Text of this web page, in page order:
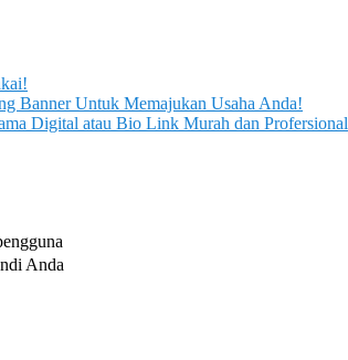
Banner Untuk Memajukan Usaha Anda!
Digital atau Bio Link Murah dan Profersional
Anda